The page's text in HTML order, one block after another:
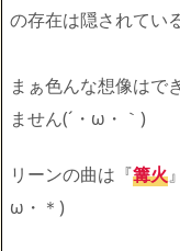
の存在は隠されてい
まぁ色んな想像はで
ません(´・ω・｀)
リーンの曲は『篝火』
ω・＊)